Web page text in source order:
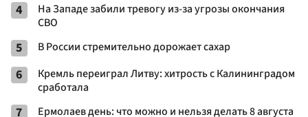
4
На Западе забили тревогу из-за угрозы окончания
СВО
5 В России стремительно дорожает сахар
6
Кремль переиграл Литву: хитрость с Калининградом
сработала
7 Ермолаев день: что можно и нельзя делать 8 августа